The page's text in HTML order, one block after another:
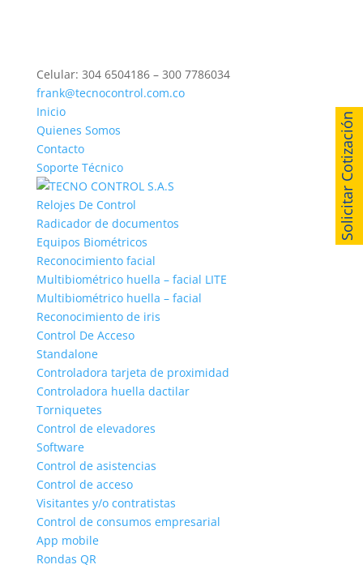
Celular: 304 6504186 – 300 7786034
frank@tecnocontrol.com.co
Inicio
Quienes Somos
Contacto
Soporte Técnico
Relojes De Control
Radicador de documentos
Equipos Biométricos
Reconocimiento facial
Multibiométrico huella – facial LITE
Multibiométrico huella – facial
Reconocimiento de iris
Control De Acceso
Standalone
Controladora tarjeta de proximidad
Controladora huella dactilar
Torniquetes
Control de elevadores
Software
Control de asistencias
Control de acceso
Visitantes y/o contratistas
Control de consumos empresarial
App mobile
Rondas QR
Solicitar Cotización